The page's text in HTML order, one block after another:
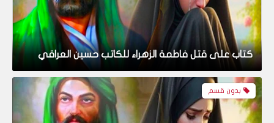
كتاب على قتل فاطمة الزهراء للكاتب حسين العراقي
بدون قسم